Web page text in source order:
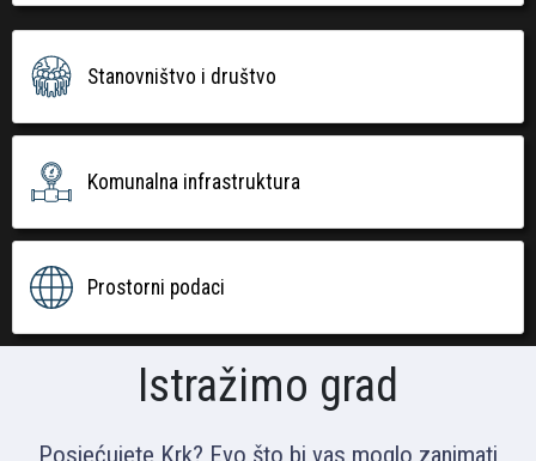
Stanovništvo i društvo
Komunalna infrastruktura
Prostorni podaci
Istražimo grad
Posjećujete Krk? Evo što bi vas moglo zanimati